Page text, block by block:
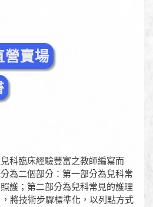
營賣場
臨床經驗豐富之教師編寫而
為二個部分：第一部分為兒科常
護；第二部分為兒科常見的護理
將技術步驟標準化，以列點方式